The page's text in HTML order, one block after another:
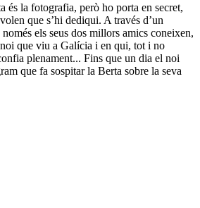
és la fotografia, però ho porta en secret,
que s’hi dediqui. A través d’un
els seus dos millors amics coneixen,
que viu a Galícia i en qui, tot i no
plenament... Fins que un dia el noi
que fa sospitar la Berta sobre la seva